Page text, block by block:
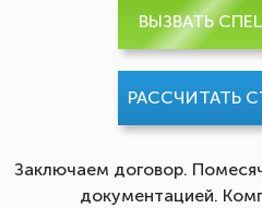
Заключаем договор.
документацией.
ВЫЗВАТЬ
РАССЧИТАТЬ